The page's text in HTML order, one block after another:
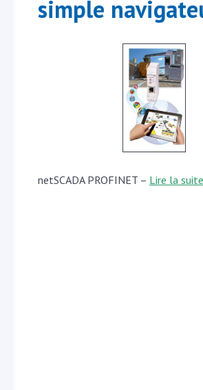
simple
netSCADA PROFINET – Lire la suite